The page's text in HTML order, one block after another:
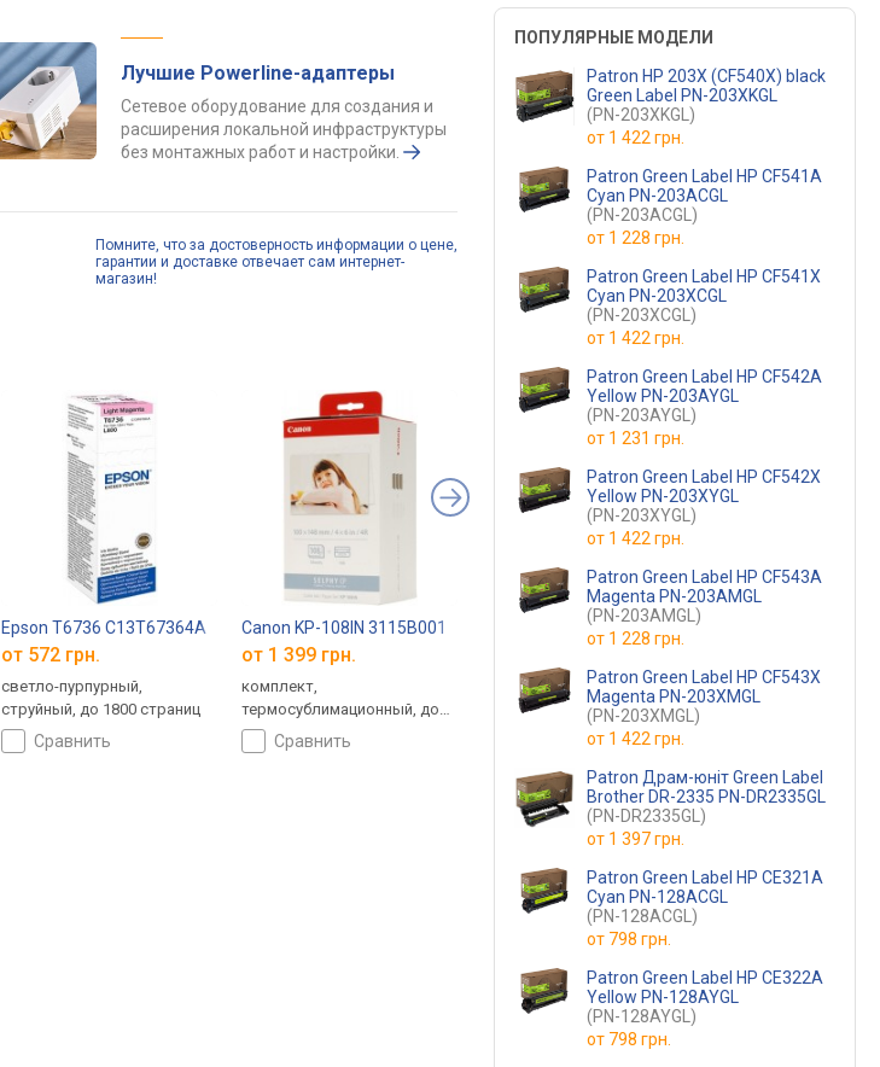
Лучшие Powerline-адаптеры
Сетевое оборудование для создания и
расширения локальной инфраструктуры
без монтажных работ и настройки.
Помните, что за достоверность информации о цене,
гарантии и доставке отвечает сам интернет-
магазин!
Epson T6736 C13T67364A
от 572 грн.
светло-пурпурный,
струйный, до 1800 страниц
сравнить
Canon KP-108IN 3115B001
от 1 399 грн.
комплект,
термосублимационный, до
108 страниц
сравнить
Printpro PP-S2020
черный, лазерный, до
1000 страниц
сравнить
черный, струйный,
ПОПУЛЯРНЫЕ МОДЕЛИ
Patron HP 203X (CF540X) black
Green Label PN-203XKGL
(PN-203XKGL)
от 1 422 грн.
Patron Green Label HP CF541A
Cyan PN-203ACGL
(PN-203ACGL)
от 1 228 грн.
Patron Green Label HP CF541X
Cyan PN-203XCGL
(PN-203XCGL)
от 1 422 грн.
Patron Green Label HP CF542A
Yellow PN-203AYGL
(PN-203AYGL)
от 1 231 грн.
Patron Green Label HP CF542X
Yellow PN-203XYGL
(PN-203XYGL)
от 1 422 грн.
Patron Green Label HP CF543A
Magenta PN-203AMGL
(PN-203AMGL)
от 1 228 грн.
Patron Green Label HP CF543X
Magenta PN-203XMGL
(PN-203XMGL)
от 1 422 грн.
Patron Драм-юніт Green Label
Brother DR-2335 PN-DR2335GL
(PN-DR2335GL)
от 1 397 грн.
Patron Green Label HP CE321A
Cyan PN-128ACGL
(PN-128ACGL)
от 798 грн.
Patron Green Label HP CE322A
Yellow PN-128AYGL
(PN-128AYGL)
от 798 грн.